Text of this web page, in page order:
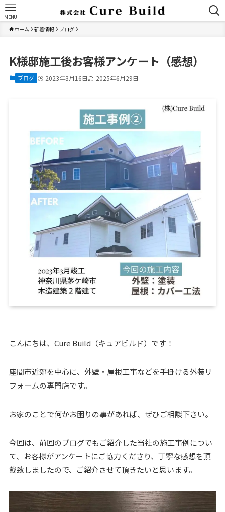
MENU
ホーム 新着情報 ブログ
K様邸施工後お客様アンケート（感想）
ブログ 2023年3月16日 2025年6月29日
こんにちは、Cure Build（キュアビルド）です！
座間市近郊を中心に、外壁・屋根工事などを手掛ける外装リ
フォームの専門店です。
お家のことで何かお困りの事があれば、ぜひご相談下さい。
今回は、前回のブログでもご紹介した当社の施工事例につい
て、お客様がアンケートにご協力くださり、丁寧な感想を頂
戴致しましたので、ご紹介させて頂きたいと思います。